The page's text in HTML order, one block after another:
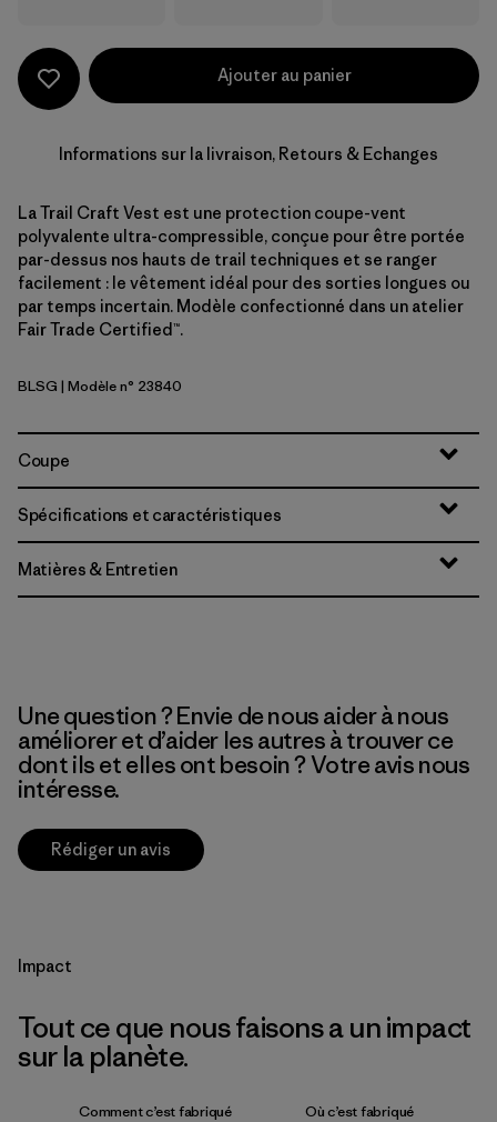
Ajouter au panier
Informations sur la livraison, Retours & Echanges
La Trail Craft Vest est une protection coupe-vent
polyvalente ultra-compressible, conçue pour être portée
par-dessus nos hauts de trail techniques et se ranger
facilement : le vêtement idéal pour des sorties longues ou
par temps incertain. Modèle confectionné dans un atelier
Fair Trade Certified™.
Blue Sage
BLSG | Modèle n° 23840
Coupe
Spécifications et caractéristiques
Matières & Entretien
Une question ? Envie de nous aider à nous
améliorer et d’aider les autres à trouver ce
dont ils et elles ont besoin ? Votre avis nous
intéresse.
Rédiger un avis
Impact
Tout ce que nous faisons a un impact
sur la planète.
Comment c’est fabriqué Où c’est fabriqué